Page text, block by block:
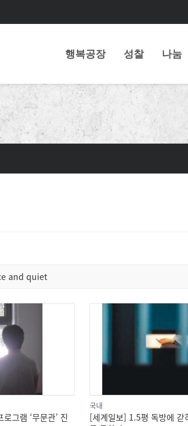
행복공장 성찰 나눔
and quiet
그램 ‘무문관’ 진
국내
[세계일보] 1.5평 독방에 갇